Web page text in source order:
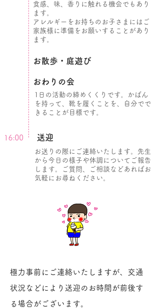
16:00
食感、味、香りに触れる機会でもあり
ます。
アレルギーをお持ちのお子さまにはご
家族様に準備をお願いすることがあり
ます。
お散歩・庭遊び
おわりの会
1日の活動の締めくくりです。かばん
を持って、靴を履くことを、自分でで
きることが目標です。
送迎
お送りの際にご連絡いたします。 ​先生
から今日の様子や体調についてご報告
します。ご質問、ご相談などあればお
気軽にお尋ねください。
極力事前にご連絡いたしますが、交通
状況などにより送迎のお時間が前後す
る場合がございます。